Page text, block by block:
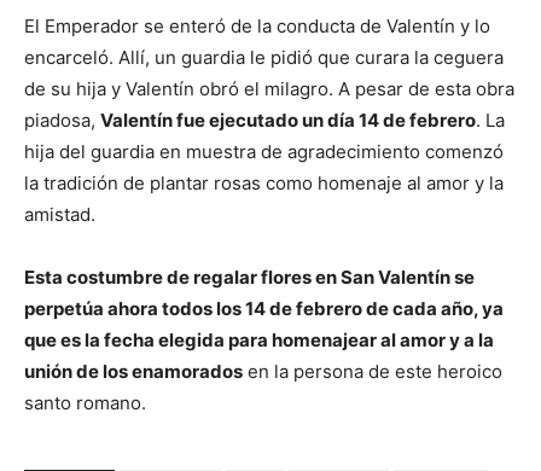
El Emperador se enteró de la conducta de Valentín y lo
encarceló. Allí, un guardia le pidió que curara la ceguera
de su hija y Valentín obró el milagro. A pesar de esta obra
piadosa, Valentín fue ejecutado un día 14 de febrero. La
hija del guardia en muestra de agradecimiento comenzó
la tradición de plantar rosas como homenaje al amor y la
amistad.
Esta costumbre de regalar flores en San Valentín se
perpetúa ahora todos los 14 de febrero de cada año, ya
que es la fecha elegida para homenajear al amor y a la
unión de los enamorados en la persona de este heroico
santo romano.